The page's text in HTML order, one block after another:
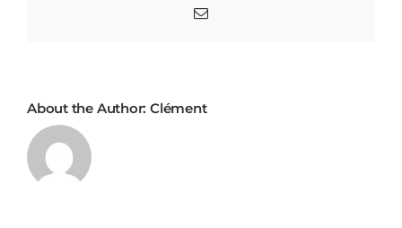
Email
About the Author: Clément